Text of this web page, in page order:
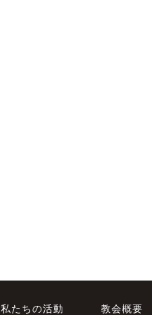
私たちの活動 教会概要